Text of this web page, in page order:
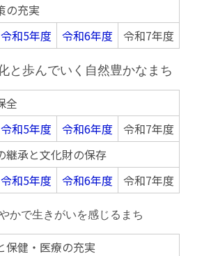
の充実
令和5年度 令和6年度 令和7年度
と歩んでいく自然豊かなまち
全
令和5年度 令和6年度 令和7年度
継承と文化財の保存
令和5年度 令和6年度 令和7年度
かで生きがいを感じるまち
保健・医療の充実